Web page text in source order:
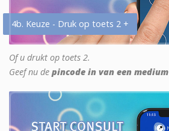
4b. Keuze - Druk op toets 2 +
Of u drukt op toets 2.
Geef nu de pincode in van een medium